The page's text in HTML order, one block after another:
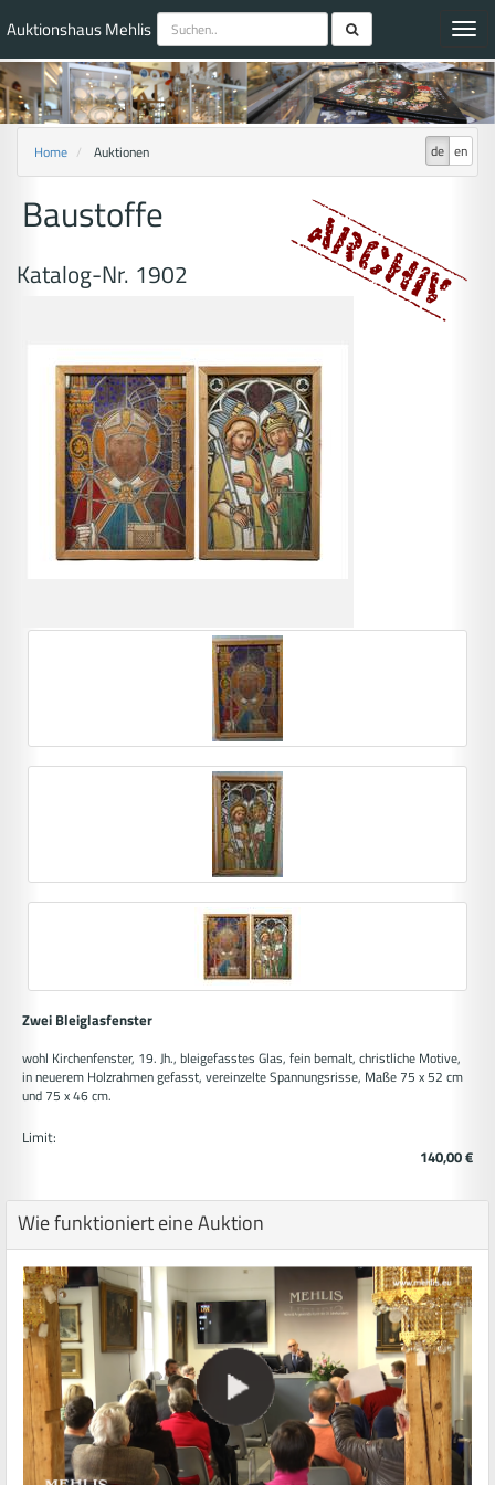
Auktionshaus Mehlis
de en
Home Auktionen
Baustoffe
Katalog-Nr. 1902
Zwei Bleiglasfenster
wohl Kirchenfenster, 19. Jh., bleigefasstes Glas, fein bemalt, christliche Motive,
in neuerem Holzrahmen gefasst, vereinzelte Spannungsrisse, Maße 75 x 52 cm
und 75 x 46 cm.
Limit:
140,00 €
Wie funktioniert eine Auktion